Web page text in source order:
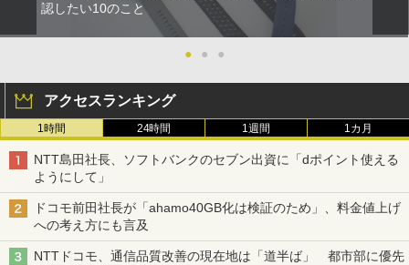
認したい10のこと
● ● ●
アクセスランキング
1時間 24時間 1週間 1カ月
NTT島田社長、ソフトバンクのセブン出資に「dポイント使える
ようにして」
ドコモ前田社長が「ahamo40GB化は検証のため」、料金値上げ
への考え方にも言及
NTTドコモ、通信品質改善の現在地は「道半ば」 都市部に優先